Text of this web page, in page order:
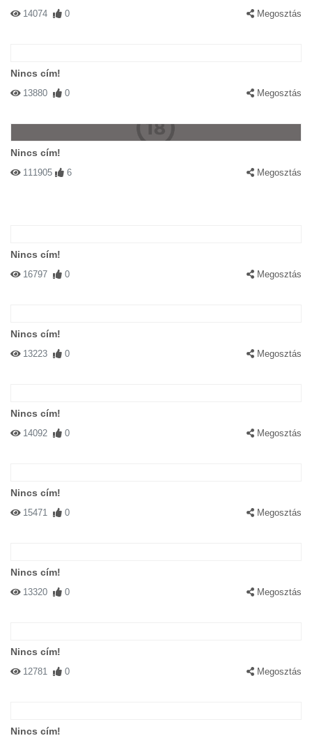
14074 0 Megosztás
Nincs cím!
13880 0 Megosztás
Nincs cím!
111905 6 Megosztás
Nincs cím!
16797 0 Megosztás
Nincs cím!
13223 0 Megosztás
Nincs cím!
14092 0 Megosztás
Nincs cím!
15471 0 Megosztás
Nincs cím!
13320 0 Megosztás
Nincs cím!
12781 0 Megosztás
Nincs cím!